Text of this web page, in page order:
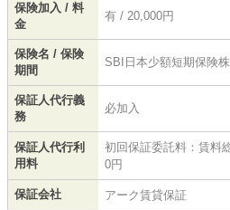
保険加入 / 料
金
有 / 20,000円
保険名 / 保険
期間
SBI日本少額短期保険
保証人代行義
務
必加入
保証人代行利
用料
初回保証委託料：賃料
0円
保証会社 アーク賃貸保証